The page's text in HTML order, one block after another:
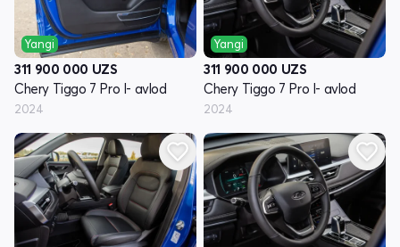
Yangi
311 900 000 UZS
Chery Tiggo 7 Pro I- avlod
2024
Yangi
311 900 000 UZS
Chery Tiggo 7 Pro I- avlod
2024